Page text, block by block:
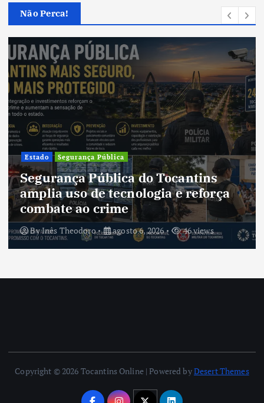
Não Perca!
Estado Segurança Pública
Segurança Pública do Tocantins
amplia uso de tecnologia e reforça
combate ao crime
ByInês Theodoro agosto 6, 2026 46 views
Copyright © 2026 Tocantins Online | Powered byDesert Themes